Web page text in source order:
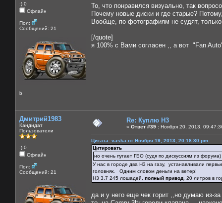
:) 0
Офлайн
Пол:
Сообщений: 21
b
То, что понравился визуально, так
Почему новые диски и где старые?
Вообще, по фотографиям не судят,
[/quote]
я 100% с Вами согласен ,, а вот "Fan
Дмитрий1983
Кандидат
Пользователи
:) 0
Офлайн
Пол:
Сообщений: 21
Re: Куплю H3
« Ответ #39 : Ноября 20, 2013,
Цитата: vaska от Ноября 19, 2013, 20:18:30 pm
Цитировать
но очень пугает ГБО (судя по дискуссиям из форума)
У нас в городе два Н3 на газу, устанавливали
головняк. Одним словом деньги на ветер!
Н3 3.7 245 лошадей, полный привод , 20 литров в
да и у него еще чек горит ,,но думаю из-за